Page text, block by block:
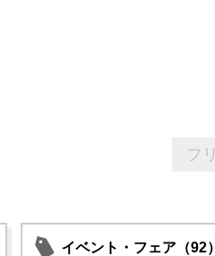
イベント・フェア（92）